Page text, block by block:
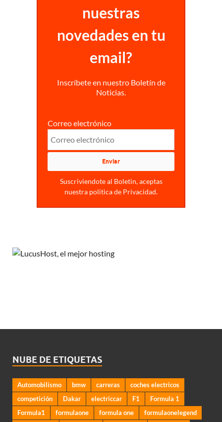
nuestras
novedades en tu
email?
Inscríbete en nuestro Boletín de
Noticias.
Correo electrónico
Suscriviendote al Boletin, aceptas
nuestra politica de Privacidad.
NUBE DE ETIQUETAS
Automobilismo bmw carreras
coches electricos
competición
Dakar electriccar F1
Formula 1
Formula1
formulaone formula one
formulaonelegend